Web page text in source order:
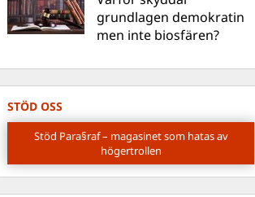
grundlagen demokratin
men inte biosfären?
STÖD OSS
Stöd Para§raf – magasinet som hatas av
högertrollen